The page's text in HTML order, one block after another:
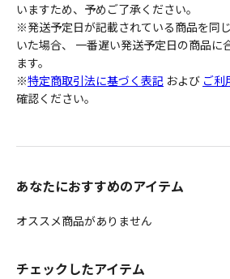
いますため、予めご了承ください。
※発送予定日が記載されている商品を同
いた場合、 一番遅い発送予定日の商品に
ます。
※特定商取引法に基づく表記 および ご利
確認ください。
あなたにおすすめのアイテム
オススメ商品がありません
チェックしたアイテム